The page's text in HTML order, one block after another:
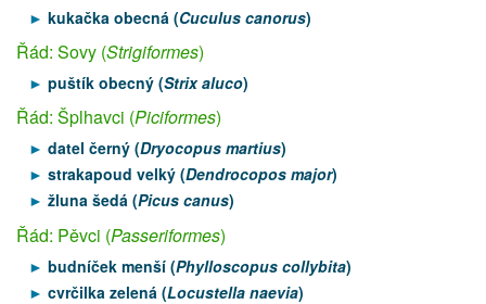
kukačka obecná (Cuculus canorus)
Řád: Sovy (Strigiformes)
puštík obecný (Strix aluco)
Řád: Šplhavci (Piciformes)
datel černý (Dryocopus martius)
strakapoud velký (Dendrocopos major)
žluna šedá (Picus canus)
Řád: Pěvci (Passeriformes)
budníček menší (Phylloscopus collybita)
cvrčilka zelená (Locustella naevia)